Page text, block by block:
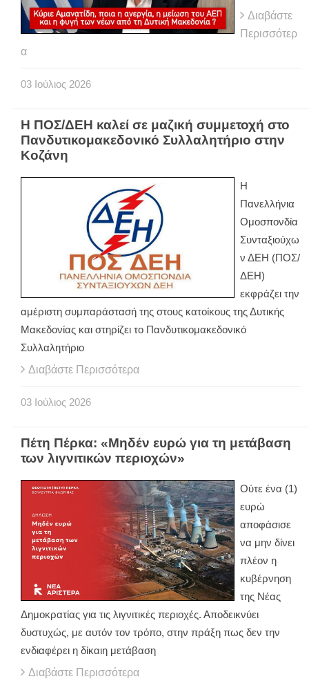
Διαβάστε
Περισσότερ
α
03 Ιούλιος 2026
Η ΠΟΣ/ΔΕΗ καλεί σε μαζική συμμετοχή στο
Πανδυτικομακεδονικό Συλλαλητήριο στην
Κοζάνη
Η
Πανελλήνια
Ομοσπονδία
Συνταξιούχω
ν ΔΕΗ (ΠΟΣ/
ΔΕΗ)
εκφράζει την
αμέριστη συμπαράστασή της στους κατοίκους της Δυτικής
Μακεδονίας και στηρίζει το Πανδυτικομακεδονικό
Συλλαλητήριο
Διαβάστε Περισσότερα
03 Ιούλιος 2026
Πέτη Πέρκα: «Μηδέν ευρώ για τη μετάβαση
των λιγνιτικών περιοχών»
Ούτε ένα (1)
ευρώ
αποφάσισε
να μην δίνει
πλέον η
κυβέρνηση
της Νέας
Δημοκρατίας για τις λιγνιτικές περιοχές. Αποδεικνύει
δυστυχώς, με αυτόν τον τρόπο, στην πράξη πως δεν την
ενδιαφέρει η δίκαιη μετάβαση
Διαβάστε Περισσότερα